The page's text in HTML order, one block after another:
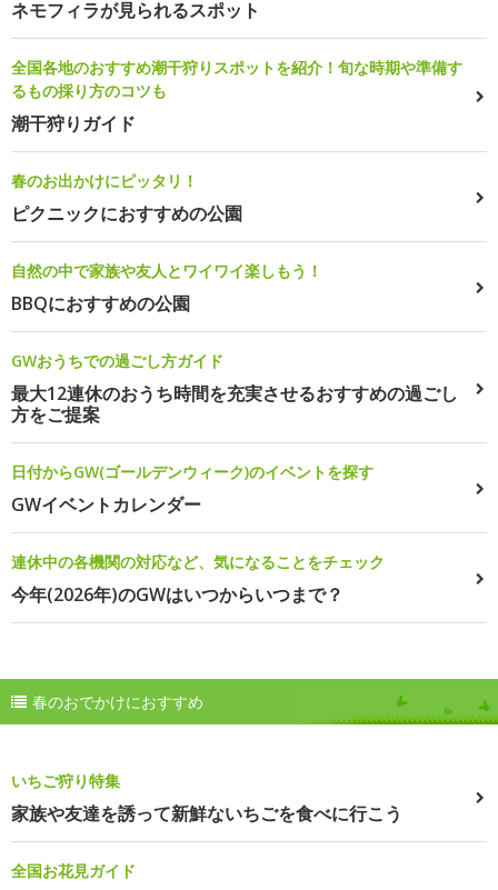
ネモフィラが見られるスポット
全国各地のおすすめ潮干狩りスポットを紹介！旬な時期や準備す
るもの採り方のコツも
潮干狩りガイド
春のお出かけにピッタリ！
ピクニックにおすすめの公園
自然の中で家族や友人とワイワイ楽しもう！
BBQにおすすめの公園
GWおうちでの過ごし方ガイド
最大12連休のおうち時間を充実させるおすすめの過ごし
方をご提案
日付からGW(ゴールデンウィーク)のイベントを探す
GWイベントカレンダー
連休中の各機関の対応など、気になることをチェック
今年(2026年)のGWはいつからいつまで？
春のおでかけにおすすめ
いちご狩り特集
家族や友達を誘って新鮮ないちごを食べに行こう
全国お花見ガイド